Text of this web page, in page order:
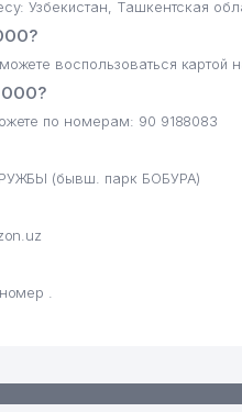
ЦИРКОВОЙ КОЛЛЕДЖ
Узбекистан, Ташкентская
воспользоваться картой
ООО?
по номерам: 90 9188083
(бывш. парк БОБУРА)
.